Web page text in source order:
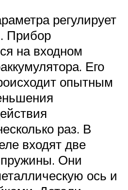
регулирует
Прибор
на входном
Его
опытным
раз. В
входят две
Они
ось и